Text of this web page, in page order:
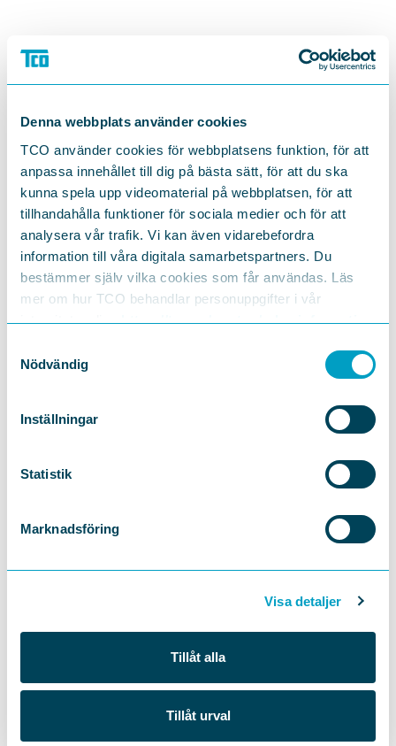
Denna webbplats använder cookies
TCO använder cookies för webbplatsens funktion, för att
anpassa innehållet till dig på bästa sätt, för att du ska
kunna spela upp videomaterial på webbplatsen, för att
tillhandahålla funktioner för sociala medier och för att
analysera vår trafik. Vi kan även vidarebefordra
information till våra digitala samarbetspartners. Du
bestämmer själv vilka cookies som får användas. Läs
mer om hur TCO behandlar personuppgifter i vår
integritetspolicyhttps://tco.se/om-tco/gdpr-information
Nödvändig
Inställningar
Statistik
Marknadsföring
Visa detaljer
Tillåt alla
Tillåt urval